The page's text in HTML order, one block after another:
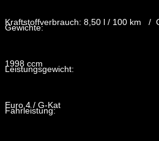
Gewichte:
Leistungsgewicht:
Fahrleistung:
Kraftstoffverbrauch: 8,50 l / 100 km /
1998 ccm
Euro 4 / G-Kat